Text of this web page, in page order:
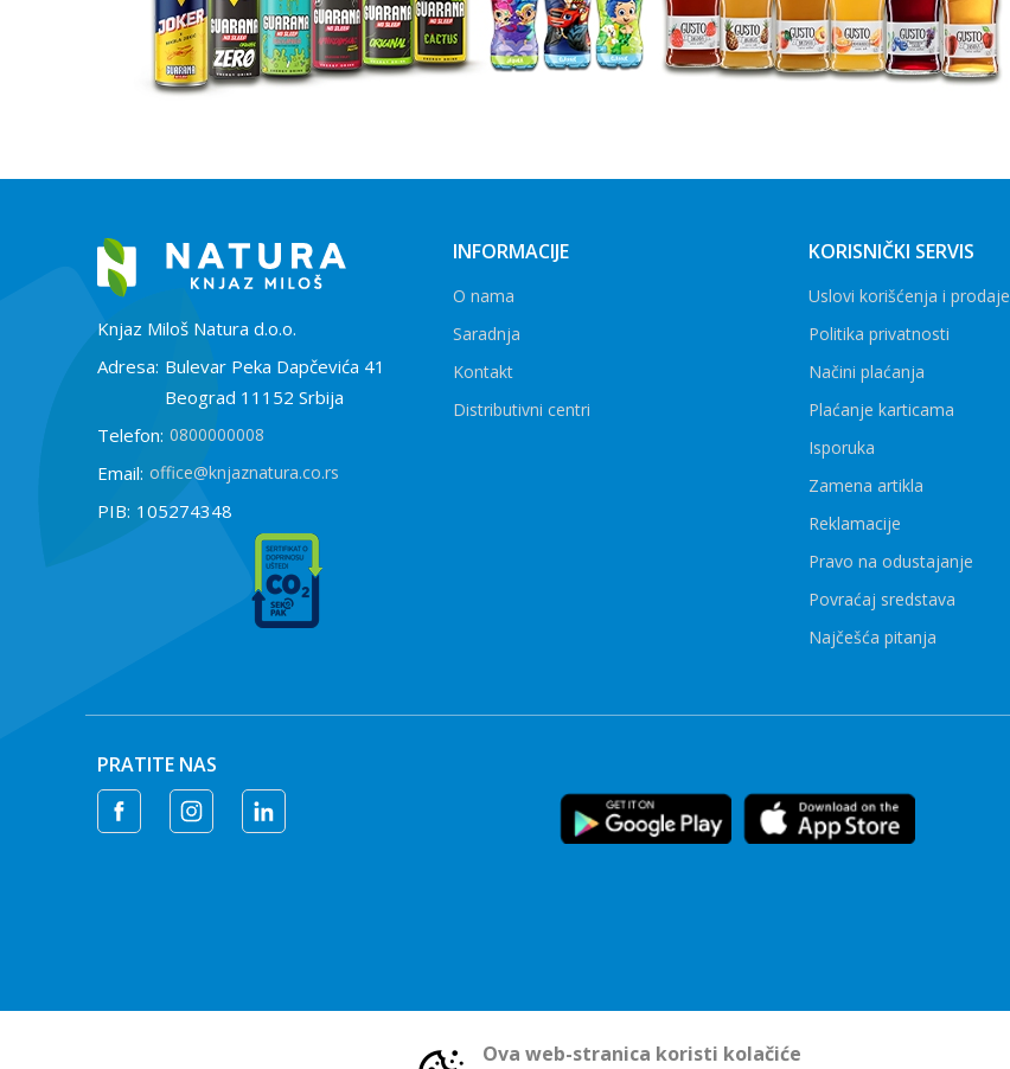
Knjaz Miloš Natura d.o.o.
Adresa: Bulevar Peka Dapčevića 41
Beograd 11152 Srbija
Telefon: 0800000008
Email: office@knjaznatura.co.rs
PIB: 105274348
INFORMACIJE
O nama
Saradnja
Kontakt
Distributivni centri
KORISNIČKI SERVIS
Uslovi korišćenja i prodaje
Politika privatnosti
Načini plaćanja
Plaćanje karticama
Isporuka
Zamena artikla
Reklamacije
Pravo na odustajanje
Povraćaj sredstava
Najčešća pitanja
PRATITE NAS
Ova web-stranica koristi kolačiće